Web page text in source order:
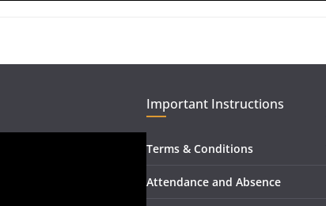
Important Instructions
Terms & Conditions
Attendance and Absence